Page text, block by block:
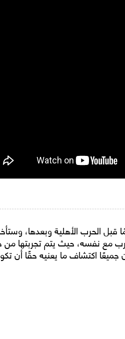
كوستنر السينمائية على مدار 15 عامًا قبل الحرب الأهلية وبعدها،
مع نفسه، حيث يتم تجربتها من
جميعًا اكتشاف ما يعنيه حقًا أن